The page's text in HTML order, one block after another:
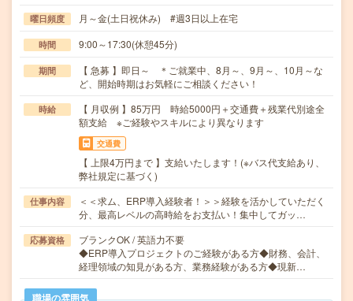
曜日頻度 月～金(土日祝休み) #週3日以上在宅
時間 9:00～17:30(休憩45分)
期間
【 急募 】即日～ ＊ご就業中、8月～、9月～、10月～な
ど、開始時期はお気軽にご相談ください！
時給
【 月収例 】85万円 時給5000円＋交通費＋残業代別途全
額支給 ※ご経験やスキルにより異なります
交通費
【 上限4万円まで 】支給いたします！(※バス代支給あり、
弊社規定に基づく)
仕事内容
＜＜求ム、ERP導入経験者！＞＞経験を活かしていただく
分、最高レベルの高時給をお支払い！集中してガッ…
応募資格
ブランクOK / 英語力不要
◆ERP導入プロジェクトのご経験がある方◆財務、会計、
経理領域の知見がある方、業務経験がある方◆現新…
職場の雰囲気